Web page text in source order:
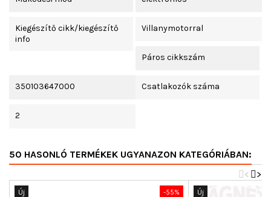
Kiegészítő cikk/kiegészítő
info
Villanymotorral
Páros cikkszám
350103647000 Csatlakozók száma
2
50 HASONLÓ TERMÉKEK UGYANAZON KATEGÓRIÁBAN:
>
<
-55%
Új
Új